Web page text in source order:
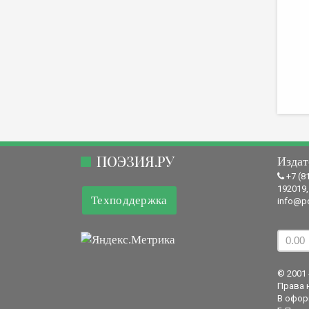
ПОЭЗИЯ.РУ
Техподдержка
+7
© 2001
Права
В